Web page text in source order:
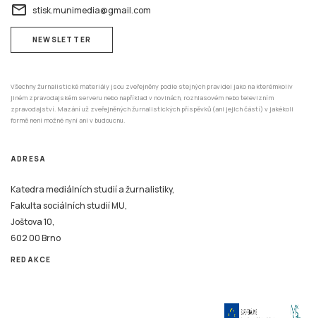
email stisk.munimedia@gmail.com
NEWSLETTER
Všechny žurnalistické materiály jsou zveřejněny podle stejných pravidel jako na kterémkoliv
jiném zpravodajském serveru nebo například v novinách, rozhlasovém nebo televizním
zpravodajství. Mazání už zveřejněných žurnalistických příspěvků (ani jejich částí) v jakékoli
formě není možné nyní ani v budoucnu.
ADRESA
Katedra mediálních studií a žurnalistiky,
Fakulta sociálních studií MU,
Joštova 10,
602 00 Brno
REDAKCE